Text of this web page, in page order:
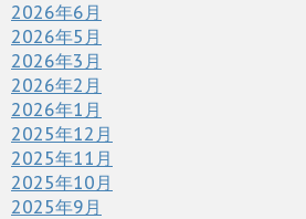
2026年6月
2026年5月
2026年3月
2026年2月
2026年1月
2025年12月
2025年11月
2025年10月
2025年9月